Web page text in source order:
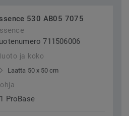
530 AB05 7075
711506006
ja koko
Laatta 50 x 50 cm
ProBase